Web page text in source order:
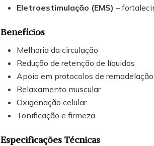
Eletroestimulação (EMS) –
Benefícios
Melhoria da circulação
Redução de retenção de líquidos
Apoio em protocolos de
Relaxamento muscular
Oxigenação celular
Tonificação e firmeza
Especificações Técnicas